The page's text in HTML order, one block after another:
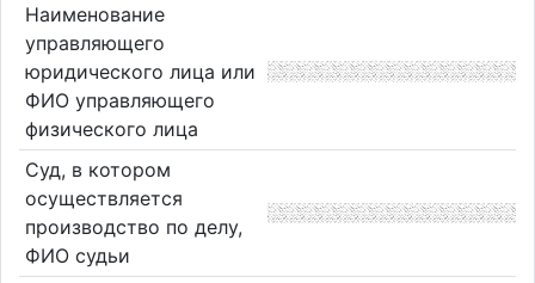
Наименование
управляющего
юридического лица или
ФИО управляющего
физического лица
Суд, в котором
осуществляется
производство по делу,
ФИО судьи